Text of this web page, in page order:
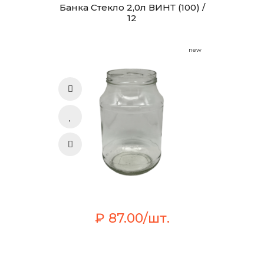
Банка Стекло 2,0л ВИНТ (100) /
12
new
₽ 87.00/шт.